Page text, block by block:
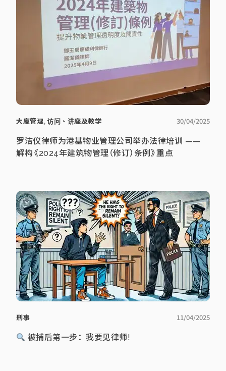
大廈管理, 访问、讲座及教学 30/04/2025
罗洁仪律师为港基物业管理公司举办法律培训 ——
解构《2024年建筑物管理（修订）条例》重点
刑事 11/04/2025
被捕后第一步：我要见律师!